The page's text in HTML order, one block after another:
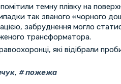
темну плівку на
так званого «чорного
забруднення могло
трансформатора.
які відібрали
, пожежа